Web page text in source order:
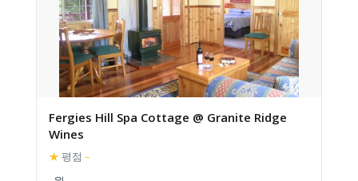
Fergies Hill Spa Cottage @ Granite Ridge
Wines
★ 평점 –